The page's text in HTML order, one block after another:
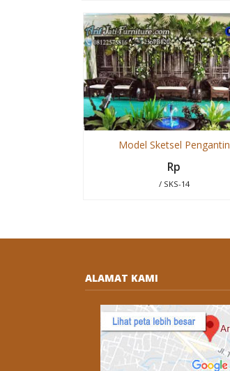
Model Sketsel Pengantin
Rp
/ SKS-14
ALAMAT KAMI